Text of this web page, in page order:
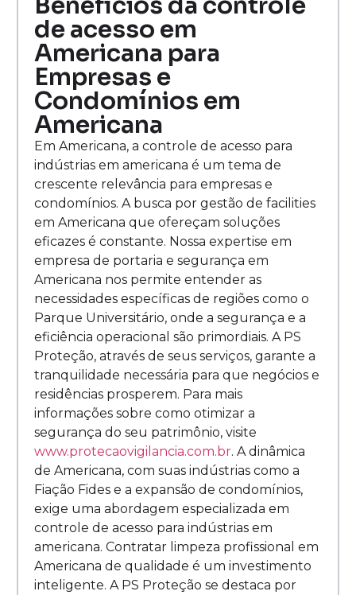
de acesso em
Americana para
Empresas e
Condomínios em
Americana
Em Americana, a controle de acesso para
indústrias em americana é um tema de
crescente relevância para empresas e
condomínios. A busca por gestão de facilities
em Americana que ofereçam soluções
eficazes é constante. Nossa expertise em
empresa de portaria e segurança em
Americana nos permite entender as
necessidades específicas de regiões como o
Parque Universitário, onde a segurança e a
eficiência operacional são primordiais. A PS
Proteção, através de seus serviços, garante a
tranquilidade necessária para que negócios e
residências prosperem. Para mais
informações sobre como otimizar a
segurança do seu patrimônio, visite
www.protecaovigilancia.com.br. A dinâmica
de Americana, com suas indústrias como a
Fiação Fides e a expansão de condomínios,
exige uma abordagem especializada em
controle de acesso para indústrias em
americana. Contratar limpeza profissional em
Americana de qualidade é um investimento
inteligente. A PS Proteção se destaca por